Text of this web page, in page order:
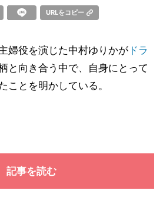
URLをコピー
婦役を演じた中村ゆりかが ドラ
と向き合う中で、自身にとって
ことを明かしている。
記事を読む